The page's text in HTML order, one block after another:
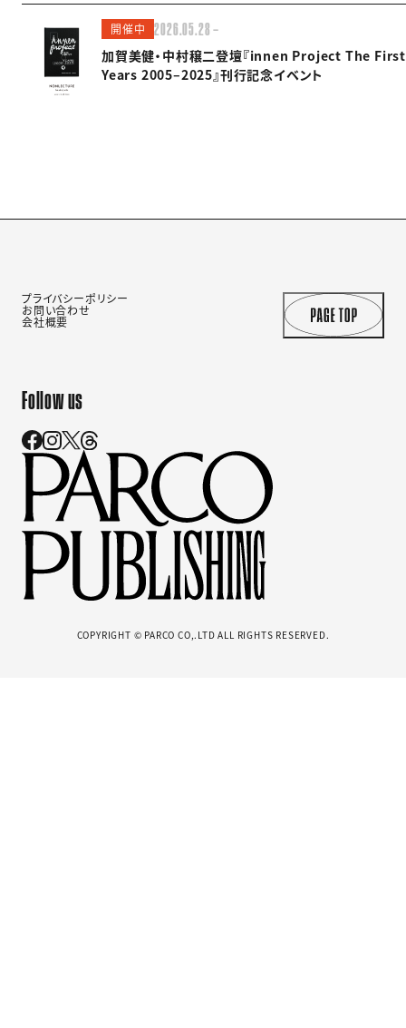
開催中 2026.05.28 —
加賀美健・中村穣二登壇『innen Project The First
Years 2005–2025』刊行記念イベント
プライバシーポリシー
お問い合わせ
会社概要
Follow us
COPYRIGHT © PARCO CO,.LTD ALL RIGHTS RESERVED.